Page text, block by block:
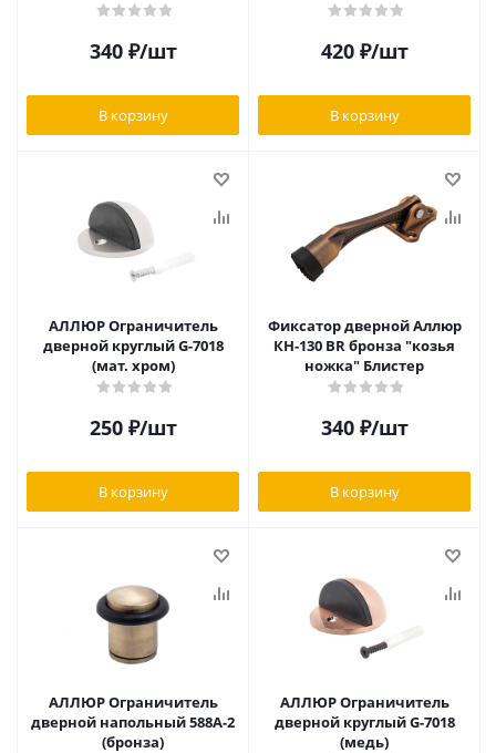
340₽/шт
В корзину
420₽/шт
В корзину
АЛЛЮР Ограничитель
дверной круглый G-7018
(мат. хром)
250₽/шт
В корзину
Фиксатор дверной Аллюр
КН-130 BR бронза "козья
ножка" Блистер
340₽/шт
В корзину
АЛЛЮР Ограничитель
дверной напольный 588A-2
(бронза)
АЛЛЮР Ограничитель
дверной круглый G-7018
(медь)